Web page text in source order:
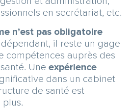
en secrétariat, etc.
n’est pas obligatoire
il reste un gage
compétences auprès des
Une expérience
dans un cabinet
de santé est
plus.